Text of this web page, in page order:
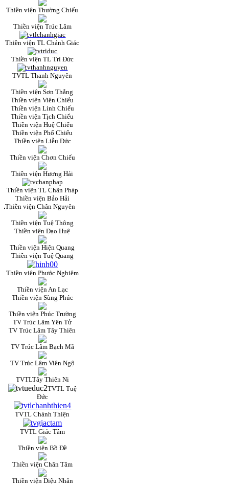
Thiền viện Thường Chiếu
Thiền viện Trúc Lâm
Thiền viện TL Chánh Giác
Thiền viện TL Trí Đức
TVTL Thanh Nguyên
Thiền viện Sơn Thắng
Thiền viện Viên Chiếu
Thiền viện Linh Chiếu
Thiền viện Tịch Chiếu
Thiền viện Huệ Chiếu
Thiền viện Phổ Chiếu
Thiền viện Liễu Đức
Thiền viện Chơn Chiếu
Thiền viện Hương Hải
Thiền viện TL Chân Pháp
Thiền viện Bảo Hải
Thiền viện Chân Nguyên
Thiền viện Tuệ Thông
Thiền viện Đạo Huệ
Thiền viện Hiện Quang
Thiền viện Tuệ Quang
Thiền viện Phước Nghiêm
Thiền viện An Lạc
Thiền viện Sùng Phúc
Thiền viện Phúc Trường
TV Trúc Lâm Yên Tử
TV Trúc Lâm Tây Thiên
TV Trúc Lâm Bạch Mã
TV Trúc Lâm Viên Ngộ
TVTLTây Thiên Ni
TVTL Tuệ
Đức
TVTL Chánh Thiện
TVTL Giác Tâm
Thiền viện Bồ Đề
Thiền viện Chân Tâm
Thiền viện Diệu Nhân